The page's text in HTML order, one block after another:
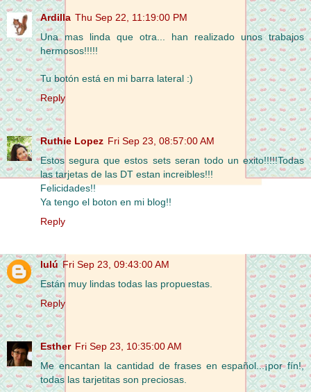
Ardilla Thu Sep 22, 11:19:00 PM
Una mas linda que otra... han realizado unos trabajos
hermosos!!!!!
Tu botón está en mi barra lateral :)
Reply
Ruthie Lopez Fri Sep 23, 08:57:00 AM
Estos segura que estos sets seran todo un exito!!!!!Todas
las tarjetas de las DT estan increibles!!!
Felicidades!!
Ya tengo el boton en mi blog!!
Reply
lulú Fri Sep 23, 09:43:00 AM
Están muy lindas todas las propuestas.
Reply
Esther Fri Sep 23, 10:35:00 AM
Me encantan la cantidad de frases en español...¡por fín!,
todas las tarjetitas son preciosas.